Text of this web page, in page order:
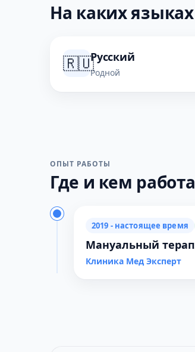
На каких
🇷🇺Русский
Родной
ОПЫТ РАБОТЫ
Где и кем
2019 - настоящее время
Мануальный
Клиника Мед Эксперт